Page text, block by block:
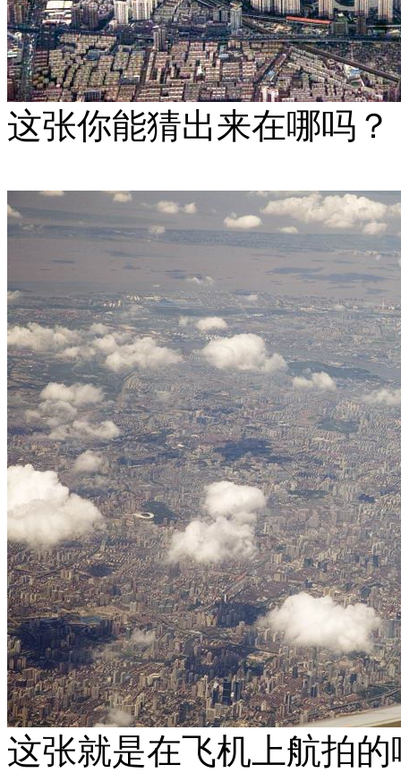
这张你能猜出来在哪吗？
这张就是在飞机上航拍